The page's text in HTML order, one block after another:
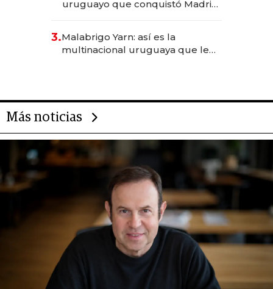
uruguayo que conquistó Madrid:
anticipación y prepara apertura
3.Malabrigo Yarn: así es la
multinacional uruguaya que le
Más noticias